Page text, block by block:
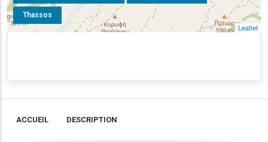
Thassos
Leaflet
ACCUEIL DESCRIPTION